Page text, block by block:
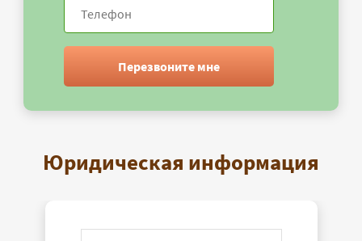
Перезвоните мне
Юридическая информация